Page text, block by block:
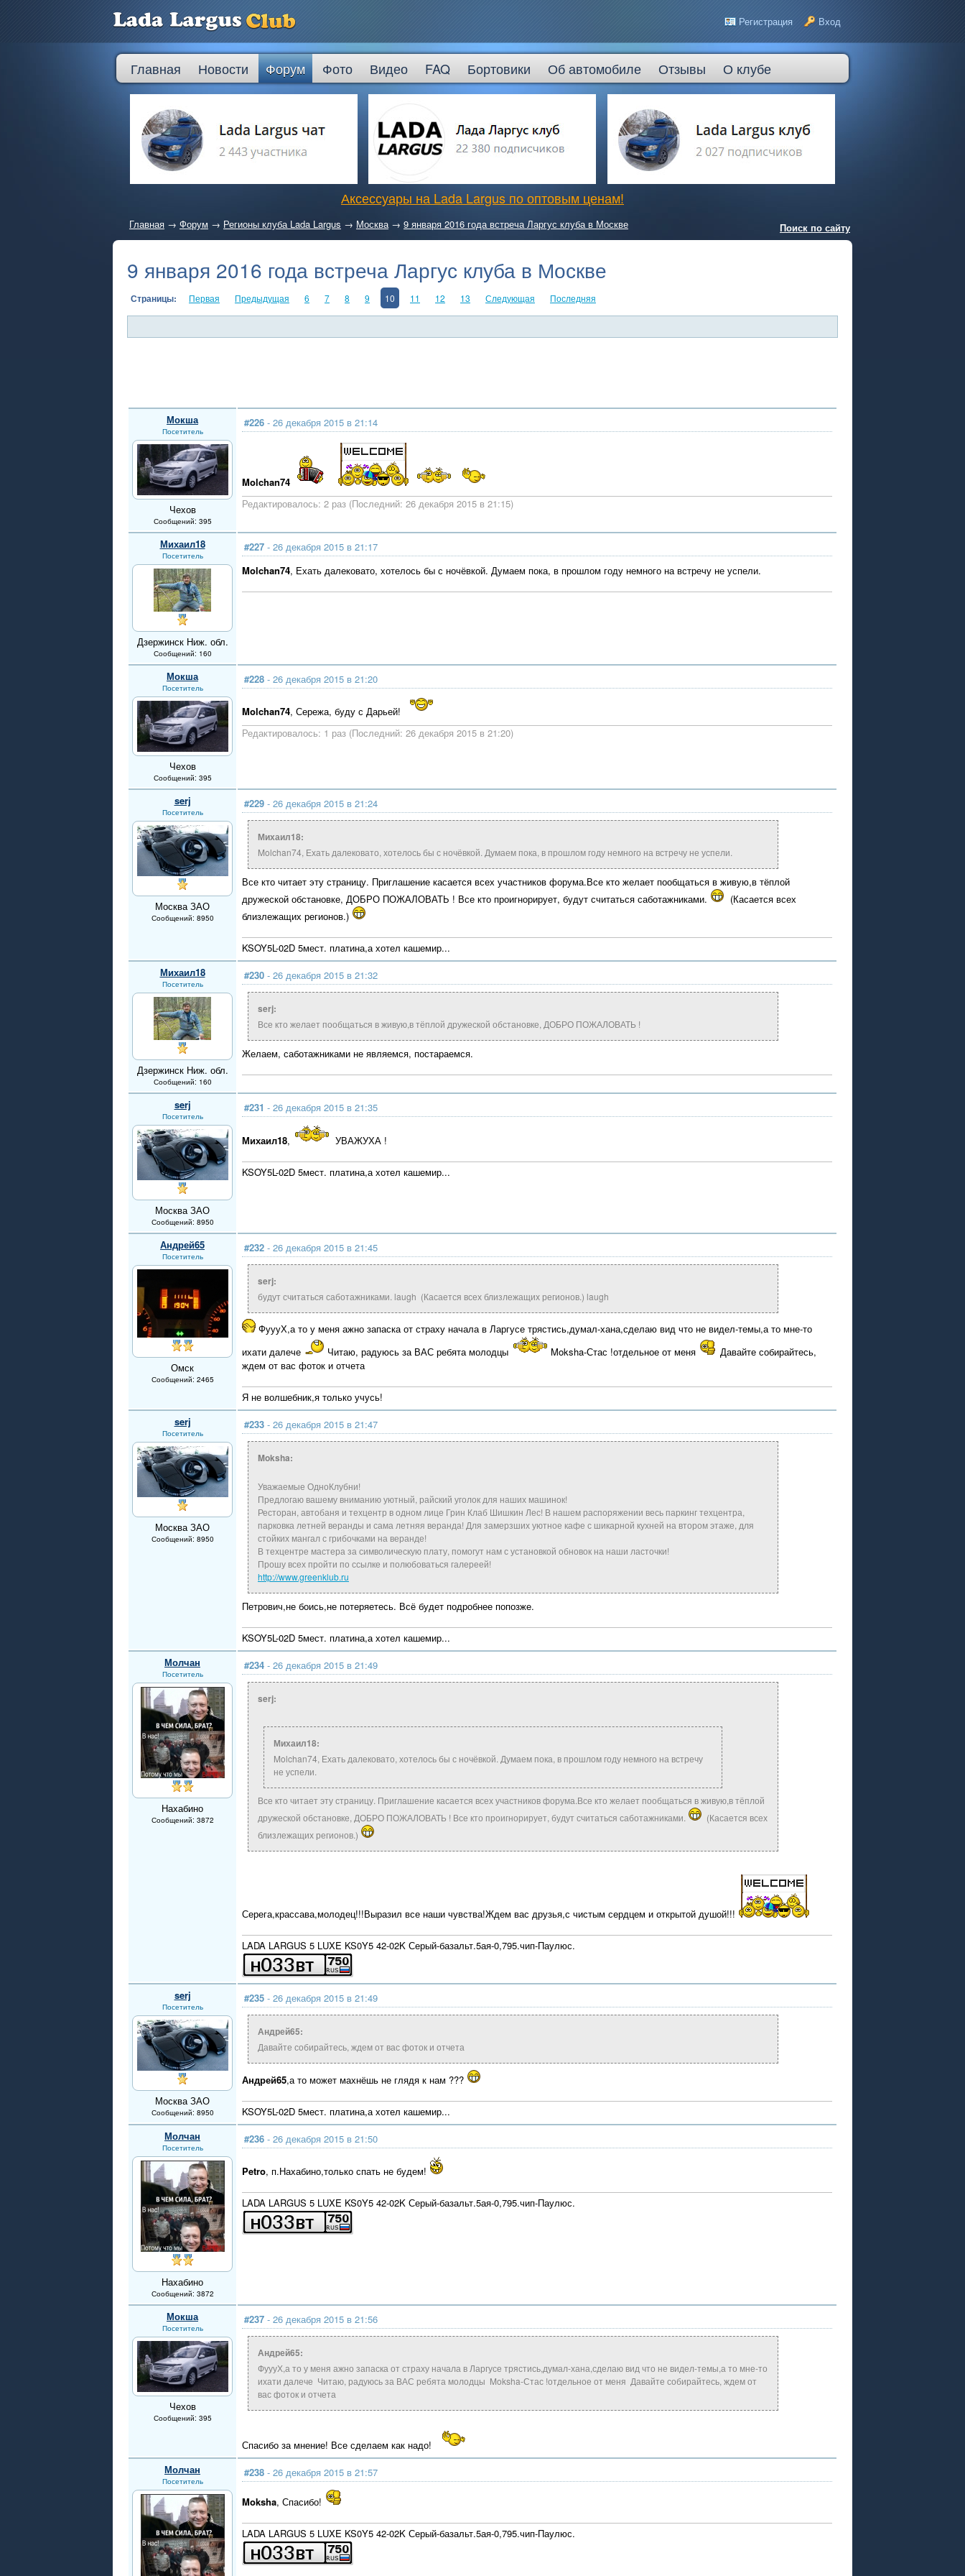
Регистрация Вход
Главная Новости Форум Фото Видео FAQ Бортовики Об автомобиле Отзывы О клубе
Аксессуары на Lada Largus по оптовым ценам!
Главная → Форум → Регионы клуба Lada Largus → Москва→ 9 января 2016 года встреча Ларгус клуба в Москве Поиск по сайту
9 января 2016 года встреча Ларгус клуба в Москве
Страницы: Первая Предыдущая 6 7 8 9 10 11 12 13 Следующая Последняя
Мокша
Посетитель
Чехов
Сообщений: 395
#226 - 26 декабря 2015 в 21:14
Molchan74
Редактировалось: 2 раз (Последний: 26 декабря 2015 в 21:15)
Михаил18
Посетитель
Дзержинск Ниж. обл.
Сообщений: 160
#227 - 26 декабря 2015 в 21:17
Molchan74, Ехать далековато, хотелось бы с ночёвкой. Думаем пока, в прошлом году немного на встречу не успели.
Мокша
Посетитель
Чехов
Сообщений: 395
#228 - 26 декабря 2015 в 21:20
Molchan74, Сережа, буду с Дарьей!
Редактировалось: 1 раз (Последний: 26 декабря 2015 в 21:20)
serj
Посетитель
Москва ЗАО
Сообщений: 8950
#229 - 26 декабря 2015 в 21:24
Михаил18:
Molchan74, Ехать далековато, хотелось бы с ночёвкой. Думаем пока, в прошлом году немного на встречу не успели.
Все кто читает эту страницу. Приглашение касается всех участников форума.Все кто желает пообщаться в живую,в тёплой
дружеской обстановке, ДОБРО ПОЖАЛОВАТЬ ! Все кто проигнорирует, будут считаться саботажниками.
(Касается всех
близлежащих регионов.)
KSOY5L-02D 5мест. платина,а хотел кашемир...
Михаил18
Посетитель
Дзержинск Ниж. обл.
Сообщений: 160
#230 - 26 декабря 2015 в 21:32
serj:
Все кто желает пообщаться в живую,в тёплой дружеской обстановке, ДОБРО ПОЖАЛОВАТЬ !
Желаем, саботажниками не являемся, постараемся.
serj
Посетитель
Москва ЗАО
Сообщений: 8950
#231 - 26 декабря 2015 в 21:35
Михаил18, УВАЖУХА !
KSOY5L-02D 5мест. платина,а хотел кашемир...
Андрей65
Посетитель
Омск
Сообщений: 2465
#232 - 26 декабря 2015 в 21:45
serj:
будут считаться саботажниками. laugh (Касается всех близлежащих регионов.) laugh
ФуууХ,а то у меня ажно запаска от страху начала в Ларгусе трястись,думал-хана,сделаю вид что не видел-темы,а то мне-то
ихати далече
Читаю, радуюсь за ВАС ребята молодцы Moksha-Стас !отдельное от меня
Давайте собирайтесь,
ждем от вас фоток и отчета
Я не волшебник,я только учусь!
serj
Посетитель
Москва ЗАО
Сообщений: 8950
#233 - 26 декабря 2015 в 21:47
Moksha:
Уважаемые ОдноКлубни!
Предлогаю вашему вниманию уютный, райский уголок для наших машинок!
Ресторан, автобаня и техцентр в одном лице Грин Клаб Шишкин Лес! В нашем распоряжении весь паркинг техцентра,
парковка летней веранды и сама летняя веранда! Для замерзших уютное кафе с шикарной кухней на втором этаже, для
стойких мангал с грибочками на веранде!
В техцентре мастера за символическую плату, помогут нам с установкой обновок на наши ласточки!
Прошу всех пройти по ссылке и полюбоваться галереей!
http://www.greenklub.ru
Петрович,не боись,не потеряетесь. Всё будет подробнее попозже.
KSOY5L-02D 5мест. платина,а хотел кашемир...
Молчан
Посетитель
Нахабино
Сообщений: 3872
#234 - 26 декабря 2015 в 21:49
serj:
Михаил18:
Molchan74, Ехать далековато, хотелось бы с ночёвкой. Думаем пока, в прошлом году немного на встречу
не успели.
Все кто читает эту страницу. Приглашение касается всех участников форума.Все кто желает пообщаться в живую,в тёплой
дружеской обстановке, ДОБРО ПОЖАЛОВАТЬ ! Все кто проигнорирует, будут считаться саботажниками.
(Касается всех
близлежащих регионов.)
Серега,крассава,молодец!!!Выразил все наши чувства!Ждем вас друзья,с чистым сердцем и открытой душой!!!
LADA LARGUS 5 LUXE KS0Y5 42-02K Серый-базальт.5ая-0,795.чип-Паулюс.
serj
Посетитель
Москва ЗАО
Сообщений: 8950
#235 - 26 декабря 2015 в 21:49
Андрей65:
Давайте собирайтесь, ждем от вас фоток и отчета
Андрей65,а то может махнёшь не глядя к нам ???
KSOY5L-02D 5мест. платина,а хотел кашемир...
Молчан
Посетитель
Нахабино
Сообщений: 3872
#236 - 26 декабря 2015 в 21:50
Petro, п.Нахабино,только спать не будем!
LADA LARGUS 5 LUXE KS0Y5 42-02K Серый-базальт.5ая-0,795.чип-Паулюс.
Мокша
Посетитель
Чехов
Сообщений: 395
#237 - 26 декабря 2015 в 21:56
Андрей65:
ФуууХ,а то у меня ажно запаска от страху начала в Ларгусе трястись,думал-хана,сделаю вид что не видел-темы,а то мне-то
ихати далече Читаю, радуюсь за ВАС ребята молодцы Moksha-Стас !отдельное от меня Давайте собирайтесь, ждем от
вас фоток и отчета
Спасибо за мнение! Все сделаем как надо!
Молчан
Посетитель
#238 - 26 декабря 2015 в 21:57
Moksha, Спасибо!
LADA LARGUS 5 LUXE KS0Y5 42-02K Серый-базальт.5ая-0,795.чип-Паулюс.